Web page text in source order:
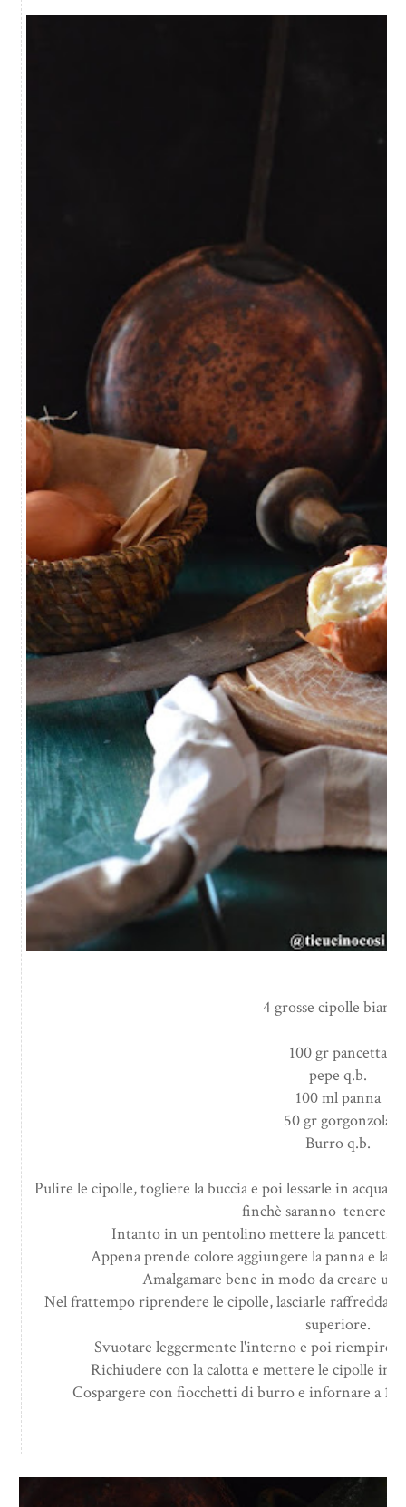
4 grosse cipolle
100 gr pancetta
pepe q.b.
100 ml panna
50 gr gorgonzola
Burro q.b.
Pulire le cipolle, togliere la buccia e poi lessarle in acqua
finchè saranno tenere al
Intanto in un pentolino mettere la pancetta
Appena prende colore aggiungere la panna e la
Amalgamare bene in modo da creare
Nel frattempo riprendere le cipolle, lasciarle
superiore.
Svuotare leggermente l'interno e poi riempire
Richiudere con la calotta e mettere le cipolle in
Cospargere con fiocchetti di burro e infornare a